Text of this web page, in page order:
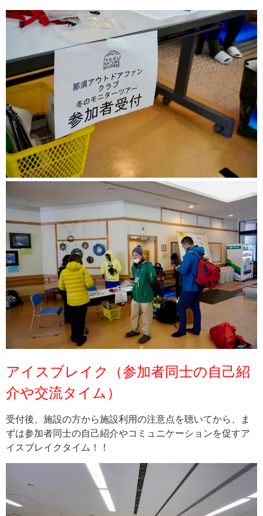
アイスブレイク（参加者同士の自己紹
介や交流タイム）
受付後、施設の方から施設利用の注意点を聴いてから、ま
ずは参加者同士の自己紹介やコミュニケーションを促すア
イスブレイクタイム！！